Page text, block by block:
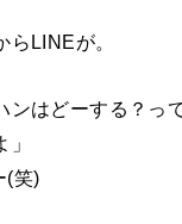
LINEが。
ンはどーする？っ
(笑)